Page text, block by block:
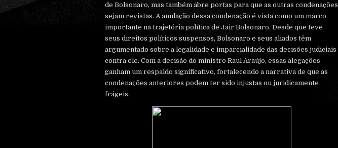
de Bolsonaro, mas também abre portas para que as outras condenações
sejam revistas. A anulação dessa condenação é vista como um marco
importante na trajetória política de Jair Bolsonaro. Desde que teve
seus direitos políticos suspensos, Bolsonaro e seus aliados têm
argumentado sobre a legalidade e imparcialidade das decisões judiciais
contra ele. Com a decisão do ministro Raul Araújo, essas alegações
ganham um respaldo significativo, fortalecendo a narrativa de que as
condenações anteriores podem ter sido injustas ou juridicamente
frágeis.